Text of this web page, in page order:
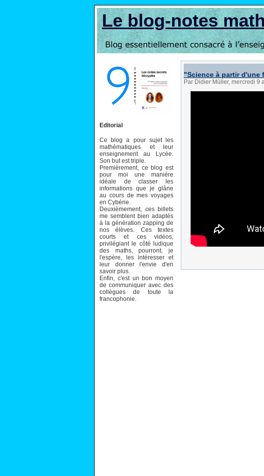
Le blog-notes
Editorial
Ce blog a pour sujet les
mathématiques et leur
enseignement au Lycée.
Son but est triple.
Premièrement, ce blog est
pour moi une manière
idéale de classer les
informations que je glâne
au cours de mes voyages
en Cybérie.
Deuxièmement, ces billets
me semblent bien adaptés
à la génération zapping de
nos élèves. Ces textes
courts et ces vidéos,
privilégiant le côté ludique
des maths, pourront, je
l'espère, les intéresser et
leur donner l'envie d'en
savoir plus.
Enfin, c'est un bon moyen
de communiquer avec des
collègues de toute la
francophonie.
"Science à partir d'une
Par Didier Müller, mercredi 9